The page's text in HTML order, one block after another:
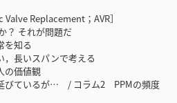
Replacement；AVR］
それが問題だ
知る
長いスパンで考える
価値観
ているが… / コラム2 PPMの頻度